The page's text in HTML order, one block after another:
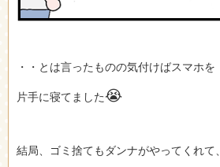
・・とは言ったものの気付けばスマホを
片手に寝てました😭
結局、ゴミ捨てもダンナがやってくれて、